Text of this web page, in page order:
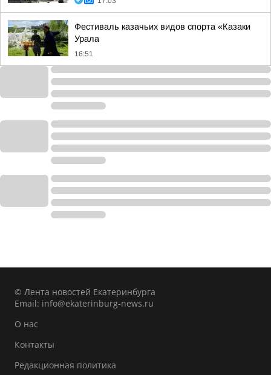
Фестиваль казачьих видов спорта «Казаки
Урала
16:51
© Лента новостей Екатеринбурга
Email: info@ekaterinburg-news.ru
О нас
Контакты
Редакционная политика